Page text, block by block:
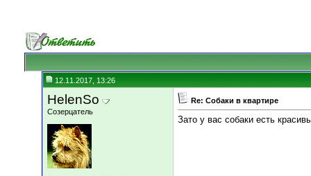
12.11.2017, 13:26
HelenSo
Созерцатель
Re: Собаки в квартире
Зато у вас собаки есть